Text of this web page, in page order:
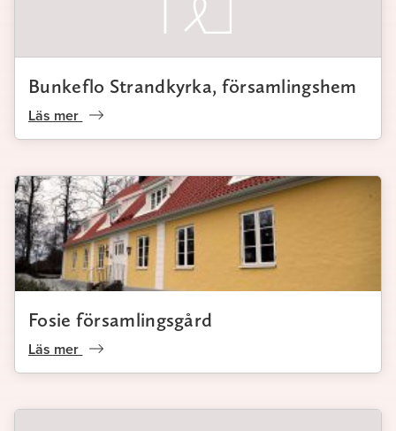
Bunkeflo Strandkyrka, församlingshem
Läs mer
Fosie församlingsgård
Läs mer